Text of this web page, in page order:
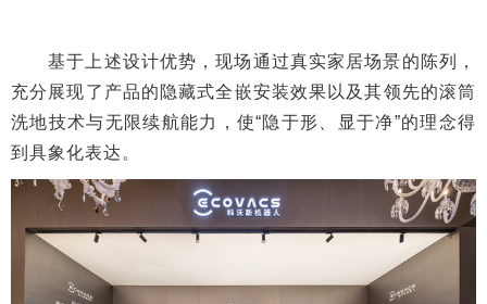
基于上述设计优势，现场通过真实家居场景的陈列，
充分展现了产品的隐藏式全嵌安装效果以及其领先的滚筒
洗地技术与无限续航能力，使“隐于形、显于净”的理念得
到具象化表达。